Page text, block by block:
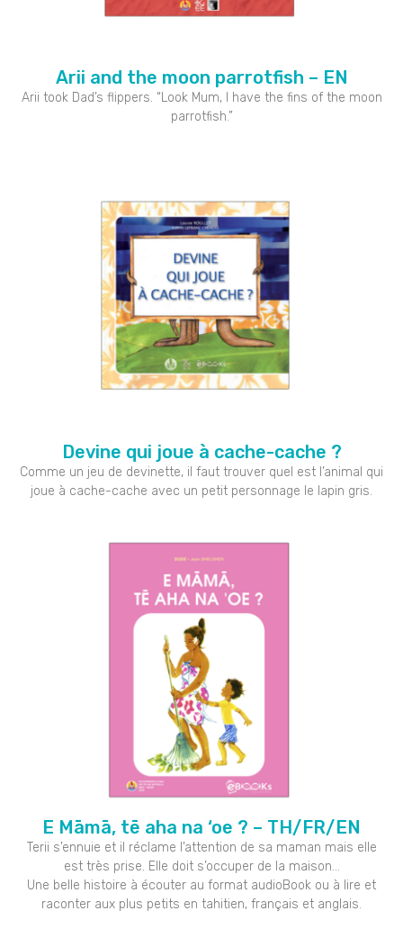
Arii and the moon parrotfish – EN
Arii took Dad’s flippers. “Look Mum, I have the fins of the moon
parrotfish.”
Devine qui joue à cache-cache ?
Comme un jeu de devinette, il faut trouver quel est l’animal qui
joue à cache-cache avec un petit personnage le lapin gris.
E Māmā, tē aha na ‘oe ? – TH/FR/EN
Terii s’ennuie et il réclame l’attention de sa maman mais elle
est très prise. Elle doit s’occuper de la maison…
Une belle histoire à écouter au format audioBook ou à lire et
raconter aux plus petits en tahitien, français et anglais.